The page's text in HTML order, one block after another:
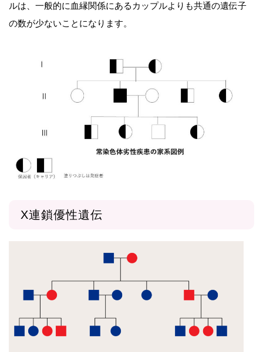
ルは、一般的に血縁関係にあるカップルよりも共通の遺伝子
の数が少ないことになります。
X連鎖優性遺伝